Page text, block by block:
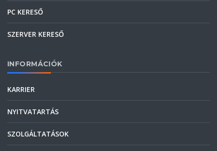
PC KERESŐ
SZERVER KERESŐ
INFORMÁCIÓK
KARRIER
NYITVATARTÁS
SZOLGÁLTATÁSOK